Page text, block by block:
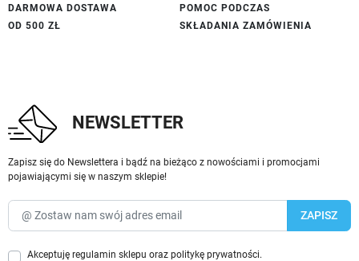
DARMOWA DOSTAWA
OD 500 ZŁ
POMOC PODCZAS
SKŁADANIA ZAMÓWIENIA
NEWSLETTER
Zapisz się do Newslettera i bądź na bieżąco z nowościami i promocjami
pojawiającymi się w naszym sklepie!
Akceptuję regulamin sklepu oraz politykę prywatności.